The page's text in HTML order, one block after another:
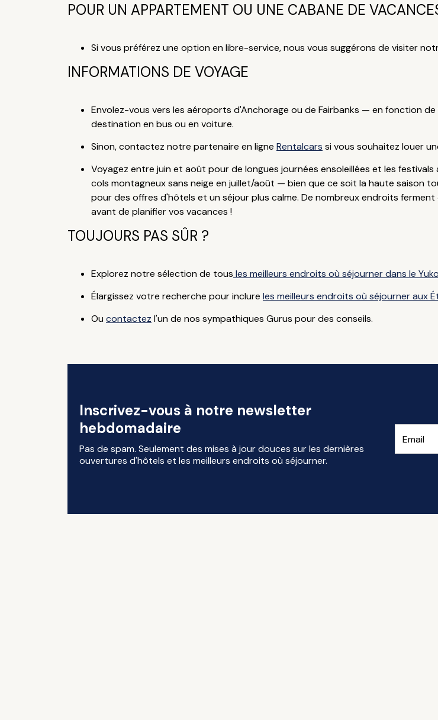
POUR UN APPARTEMENT OU UNE CABANE DE
Si vous préférez une option en libre-service, nous vous suggérons de visiter
INFORMATIONS DE VOYAGE
Envolez-vous vers les aéroports d'Anchorage ou de Fairbanks — en fonction
destination en bus ou en voiture.
Sinon, contactez notre partenaire en ligne Rentalcars si vous souhaitez louer
Voyagez entre juin et août pour de longues journées ensoleillées et les
cols montagneux sans neige en juillet/août — bien que ce soit la haute saison
pour des offres d'hôtels et un séjour plus calme. De nombreux endroits
avant de planifier vos vacances !
TOUJOURS PAS SÛR ?
Explorez notre sélection de tous les meilleurs endroits où séjourner dans le
Élargissez votre recherche pour inclure les meilleurs endroits où séjourner aux
Oucontactez l'un de nos sympathiques Gurus pour des conseils.
Inscrivez-vous à notre newsletter
hebdomadaire
Pas de spam. Seulement des mises à jour douces sur les dernières
ouvertures d'hôtels et les meilleurs endroits où séjourner.